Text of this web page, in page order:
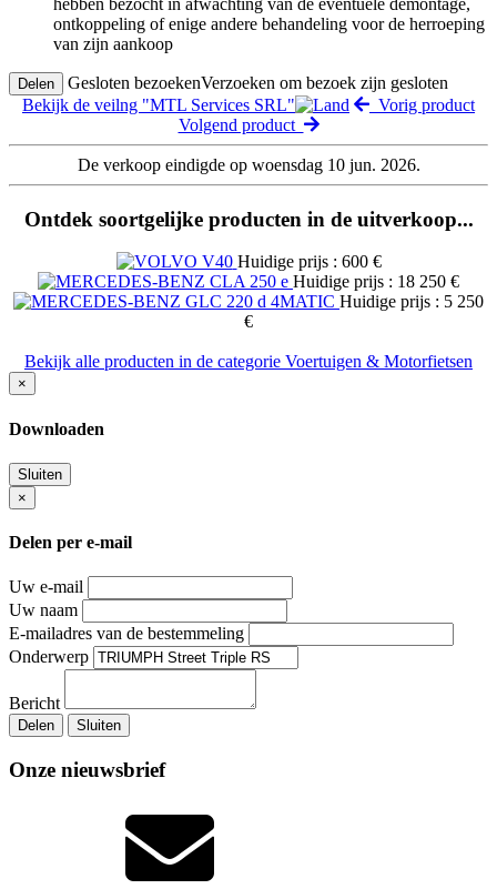
hebben bezocht in afwachting van de eventuele demontage,
ontkoppeling of enige andere behandeling voor de herroeping
van zijn aankoop
Delen Gesloten bezoekenVerzoeken om bezoek zijn gesloten
Bekijk de veilng "MTL Services SRL"
Vorig product
Volgend product
De verkoop eindigde op woensdag 10 jun. 2026.
Ontdek soortgelijke producten in de uitverkoop...
Huidige prijs : 600 €
Huidige prijs : 18 250 €
Huidige prijs : 5 250
€
Bekijk alle producten in de categorie Voertuigen & Motorfietsen
×
Downloaden
Sluiten
×
Delen per e-mail
Uw e-mail
Uw naam
E-mailadres van de bestemmeling
Onderwerp
Bericht
Delen Sluiten
Onze nieuwsbrief